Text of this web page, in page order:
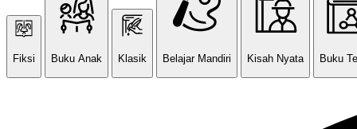
Fiksi Buku Anak Klasik Belajar Mandiri Kisah Nyata Buku